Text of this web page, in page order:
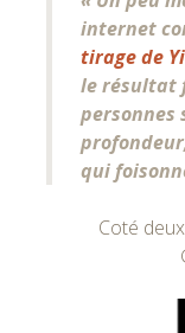
internet
tirage de
le résultat
personnes
qui
Coté